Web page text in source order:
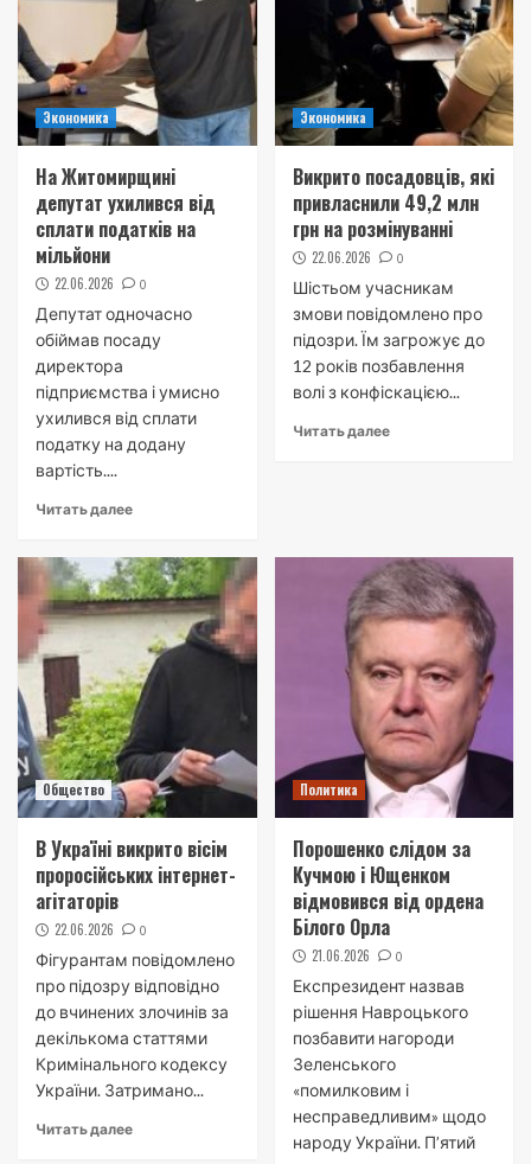
Экономика
На Житомирщині
депутат ухилився від
сплати податків на
мільйони
22.06.2026 0
Депутат одночасно
обіймав посаду
директора
підприємства і умисно
ухилився від сплати
податку на додану
вартість....
Читать далее
Экономика
Викрито посадовців, які
привласнили 49,2 млн
грн на розмінуванні
22.06.2026 0
Шістьом учасникам
змови повідомлено про
підозри. Їм загрожує до
12 років позбавлення
волі з конфіскацією...
Читать далее
Общество
В Україні викрито вісім
проросійських інтернет-
агітаторів
22.06.2026 0
Фігурантам повідомлено
про підозру відповідно
до вчинених злочинів за
декількома статтями
Кримінального кодексу
України. Затримано...
Читать далее
Политика
Порошенко слідом за
Кучмою і Ющенком
відмовився від ордена
Білого Орла
21.06.2026 0
Експрезидент назвав
рішення Навроцького
позбавити нагороди
Зеленського
«помилковим і
несправедливим» щодо
народу України. П’ятий